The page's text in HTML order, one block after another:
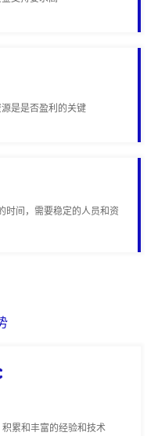
是是否盈利的关键
时间，需要稳定的人员和资
累和丰富的经验和技术